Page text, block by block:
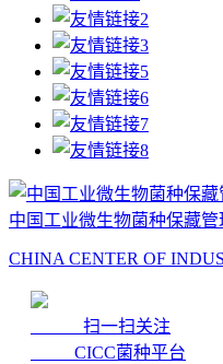
中国工业微生物菌种保藏管
CHINA CENTER OF
扫一扫关注
CICC菌种平台